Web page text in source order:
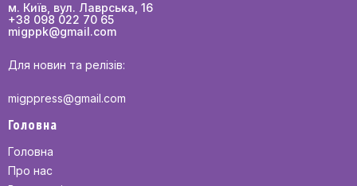
м. Київ, вул. Лаврська, 16
+38 098 022 70 65
migppk@gmail.com
Для новин та релізів:
migppress@gmail.com
Головна
Головна
Про нас